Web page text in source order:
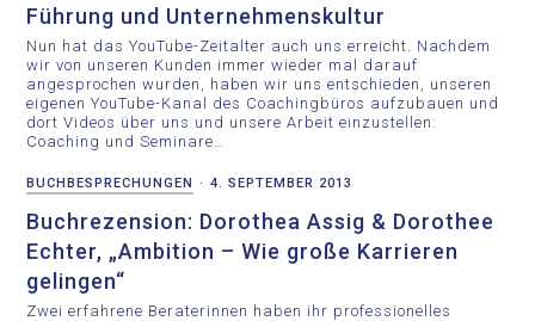
Führung und Unternehmenskultur
Nun hat das YouTube-Zeitalter auch uns erreicht. Nachdem
wir von unseren Kunden immer wieder mal darauf
angesprochen wurden, haben wir uns entschieden, unseren
eigenen YouTube-Kanal des Coachingbüros aufzubauen und
dort Videos über uns und unsere Arbeit einzustellen:
Coaching und Seminare…
BUCHBESPRECHUNGEN · 4. SEPTEMBER 2013
Buchrezension: Dorothea Assig & Dorothee
Echter, „Ambition – Wie große Karrieren
gelingen“
Zwei erfahrene Beraterinnen haben ihr professionelles